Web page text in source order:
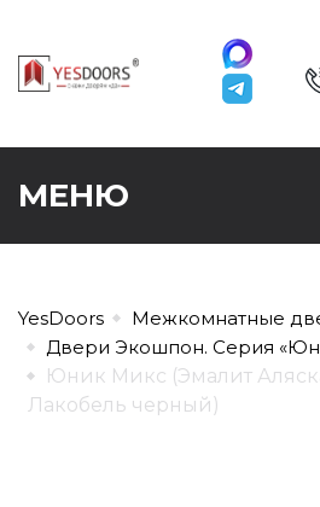
МЕНЮ
YesDoors
Межкомнатные
Двери Экошпон. Серия
Юник Микс (Эмалит
Лакобель черный)